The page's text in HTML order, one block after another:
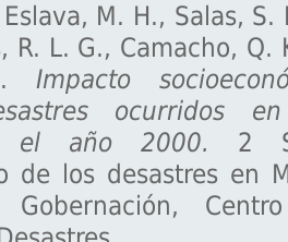
M. H., Salas, S.
R. L. G., Camacho, Q.
Impacto
ocurridos
el año 2000.
2
de los desastres en
Gobernación,